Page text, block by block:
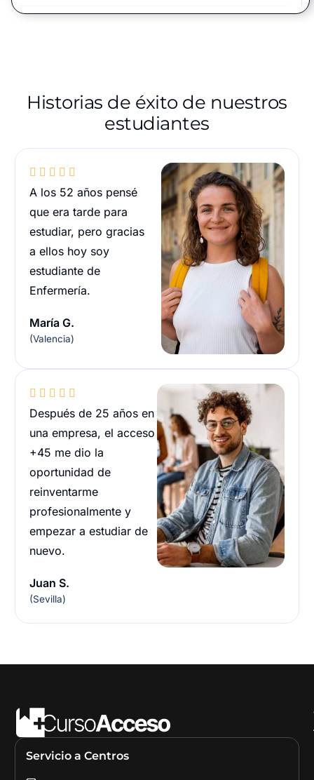
Historias de éxito de nuestros
estudiantes
    
A los 52 años pensé
que era tarde para
estudiar, pero gracias
a ellos hoy soy
estudiante de
Enfermería.
María G.
(Valencia)
    
Después de 25 años en
una empresa, el acceso
+45 me dio la
oportunidad de
reinventarme
profesionalmente y
empezar a estudiar de
nuevo.
Juan S.
(Sevilla)
Servicio a Centros